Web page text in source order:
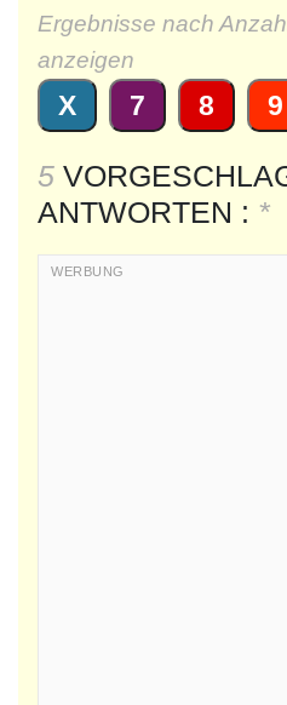
Ergebnisse nach
anzeigen
X 7 8 9
5
ANTWORTEN : *